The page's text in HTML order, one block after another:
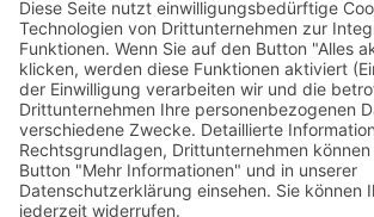
Organisationsstruktur
Leitbild
Vision
Mission
Arbeiten an der PHDL
Rektorat
Rektor Reitinger
Vizerektorin Fischer
Vizerektorin Zehetner
Hochschulrat & -kollegium